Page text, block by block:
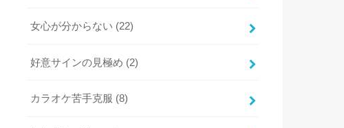
女心が分からない (22)
好意サインの見極め (2)
カラオケ苦手克服 (8)